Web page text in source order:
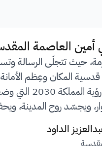
أمين العاصمة
حيث تتجلّى الرسالة
المكان وعِظم الأمانة
ويجسّد روح المدينة،
الداود